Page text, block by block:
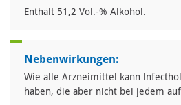
Enthält 51,2 Vol.-% Alkohol.
Nebenwirkungen:
Wie alle Arzneimittel kann
haben, die aber nicht bei jedem